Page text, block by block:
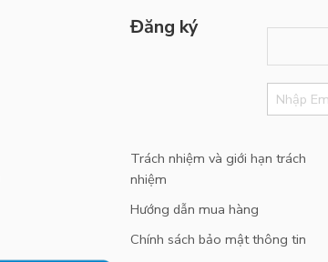
Đăng ký
Trách nhiệm và giới hạn trách
nhiệm
Hướng dẫn mua hàng
Chính sách bảo mật thông tin